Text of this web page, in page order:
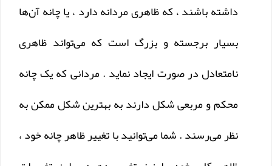
داشته باشند ، که ظاهری مردانه دارد ، یا چانه آن‌ها
بسیار برجسته و بزرگ است که می‌تواند ظاهری
نامتعادل در صورت ایجاد نماید . مردانی که یک چانه
محکم و مربعی شکل دارند به بهترین شکل ممکن به
نظر می‌رسند . شما می‌توانید با تغییر ظاهر چانه خود ،